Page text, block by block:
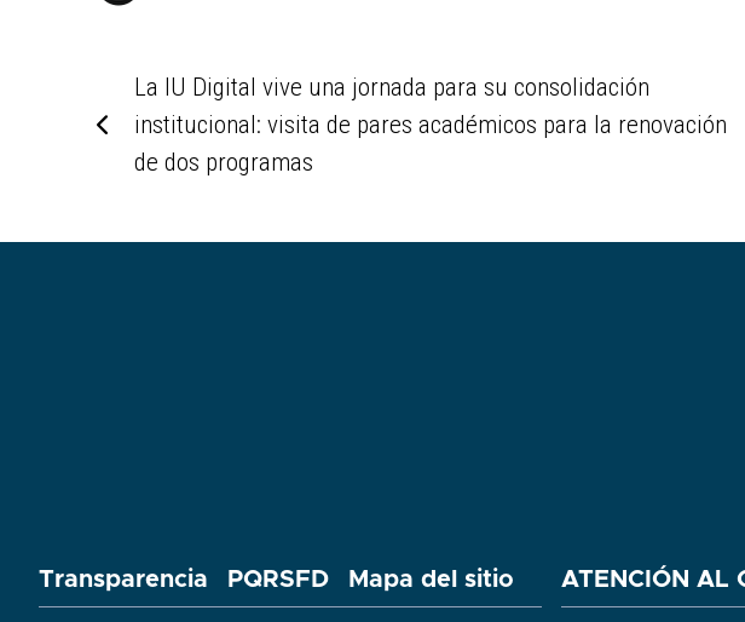
La IU Digital vive una jornada para su consolidación
institucional: visita de pares académicos para la renovación
de dos programas
Transparencia PQRSFD Mapa del sitio ATENCIÓN AL